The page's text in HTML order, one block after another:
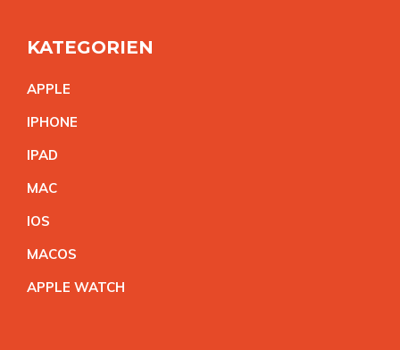
KATEGORIEN
APPLE
IPHONE
IPAD
MAC
IOS
MACOS
APPLE WATCH